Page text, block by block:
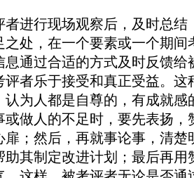
者进行现场观察后，及时总结
之处，在一个要素或一个期间
息通过合适的方式及时反馈给
评者乐于接受和真正受益。这
认为人都是自尊的，有成就感
或做人的不足时，要先表扬
扉；然后，再就事论事，清
助其制定改进计划；最后再